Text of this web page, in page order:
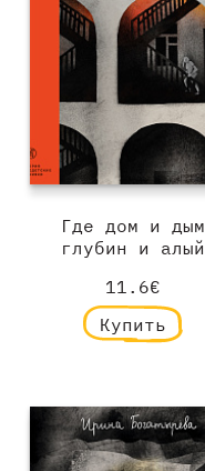
Где дом и дым
глубин и алый
11.6€
Купить